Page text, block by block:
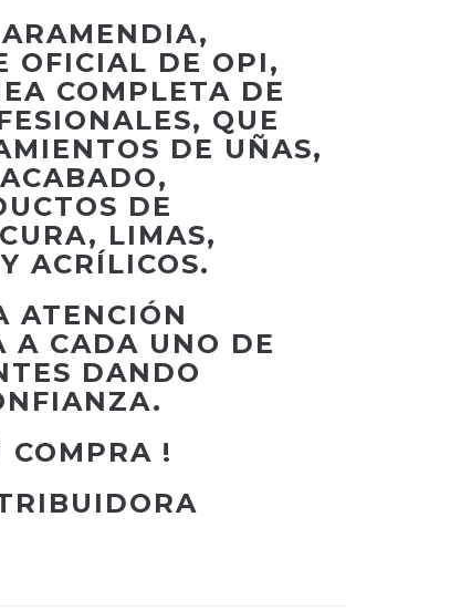
OFICIAL DE OPI,
COMPLETA DE
QUE
DE UÑAS,
DE
LIMAS,
ACRÍLICOS.
ATENCIÓN
A CADA UNO DE
DANDO
COMPRA !